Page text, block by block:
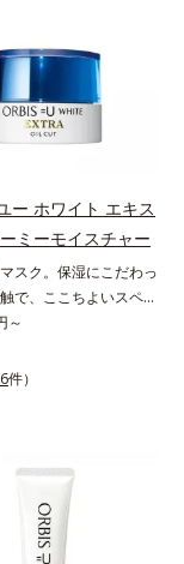
澄んだ肌を目指す保湿
ニンの生成を抑え、シ
を防ぐ美白有効成分を
複合成分*4 グリチル
りは、こちら
だけでなく、透明感の
面」での透明感を阻害
き起こしていることが
。そこでオルビス ブ
用。肌奥(*6)まで浸透
バカスの原因となるメ
を食い止めます。また
成分の「ブライトVC
ス(*9)」が、透明感を
(*10)にアプローチし
肌表面のなめらかさや
をサポートするため
ーチによって、肌本来
して澄み渡る、輝き透
す。L＝さっぱりタイ
普通肌）M＝しっとり
ー ホワイト エキス
ミーモイスチャー
スク。保湿にこだわっ
で、ここちよいスペシ
若々しく透明感のある
る要素と、年齢肌(*1)
成にアプローチして、
す。さらに、シミと年
目。点在するシミだけ
ニンが蓄積しがちな年
ニンメタボ(*2)”にアプ
～
件）